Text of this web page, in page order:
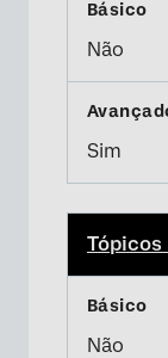
Não
Sim
Tópicos
Não